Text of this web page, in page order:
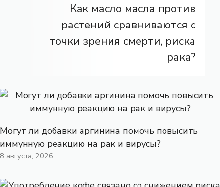
Как масло масла против
растений сравниваются с
точки зрения смерти, риска
рака?
Могут ли добавки аргинина помочь повысить
иммунную реакцию на рак и вирусы?
8 августа, 2026